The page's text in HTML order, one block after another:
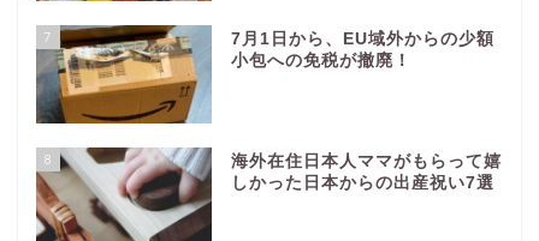
7
7月1日から、EU域外からの少額
小包への免税が撤廃！
8
海外在住日本人ママがもらって嬉
しかった日本からの出産祝い7選